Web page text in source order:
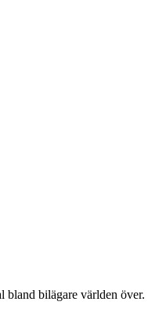
bilägare världen över.